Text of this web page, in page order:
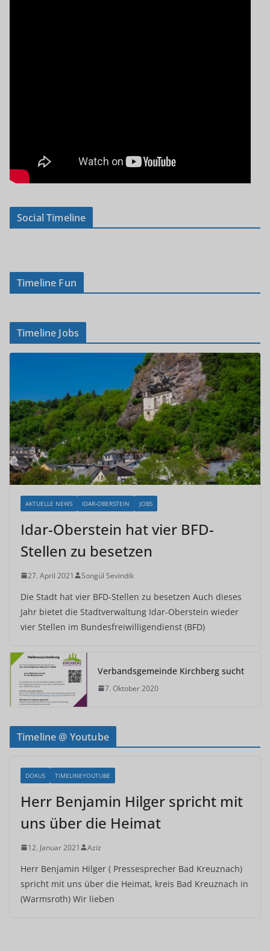
Social Timeline
Timeline Fun
Timeline Jobs
AKTUELLE NEWS IDAR-OBERSTEIN JOBS
Idar-Oberstein hat vier BFD-
Stellen zu besetzen
27. April 2021 Songül Sevindik
Die Stadt hat vier BFD-Stellen zu besetzen Auch dieses
Jahr bietet die Stadtverwaltung Idar-Oberstein wieder
vier Stellen im Bundesfreiwilligendienst (BFD)
Verbandsgemeinde Kirchberg sucht
7. Oktober 2020
Timeline @ Youtube
DOKUS TIMELINEYOUTUBE
Herr Benjamin Hilger spricht mit
uns über die Heimat
12. Januar 2021 Aziz
Herr Benjamin Hilger ( Pressesprecher Bad Kreuznach)
spricht mit uns über die Heimat, kreis Bad Kreuznach in
(Warmsroth) Wir lieben